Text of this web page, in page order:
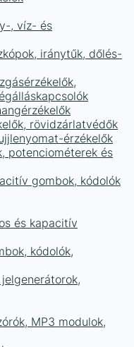
, víz- és
iránytűk, dőlés-
rövidzárlatvédők
érzékelők
potenciométerek és
gombok, kódolók
és kapacitív
kódolók,
MP3 modulok,